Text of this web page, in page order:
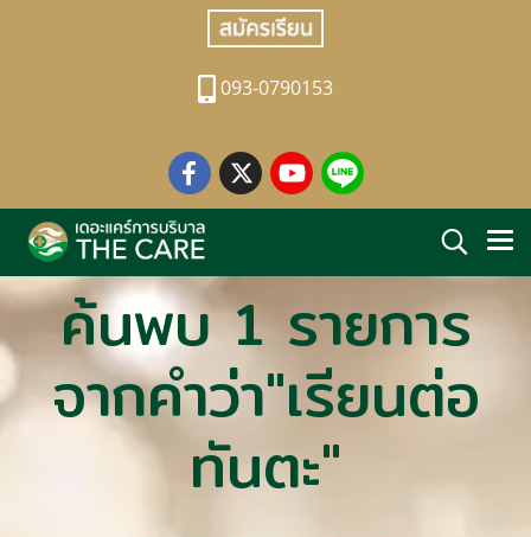
093-0790153
ค้นพบ 1 รายการ
จากคำว่า"เรียนต่อ
ทันตะ"